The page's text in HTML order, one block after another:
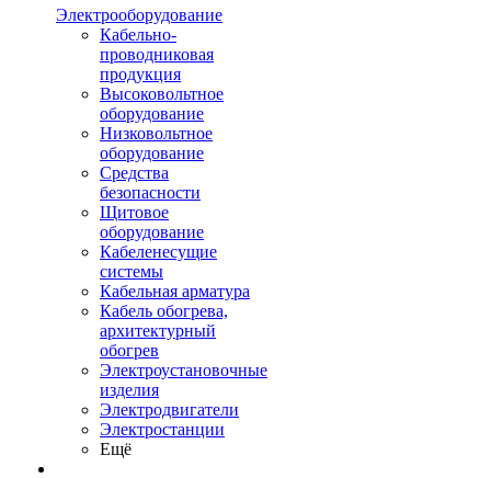
Электрооборудование
Кабельно-
проводниковая
продукция
Высоковольтное
оборудование
Низковольтное
оборудование
Средства
безопасности
Щитовое
оборудование
Кабеленесущие
системы
Кабельная арматура
Кабель обогрева,
архитектурный
обогрев
Электроустановочные
изделия
Электродвигатели
Электростанции
Ещё